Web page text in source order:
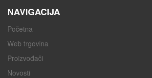
NAVIGACIJA
Početna
Web trgovina
Proizvođači
Novosti